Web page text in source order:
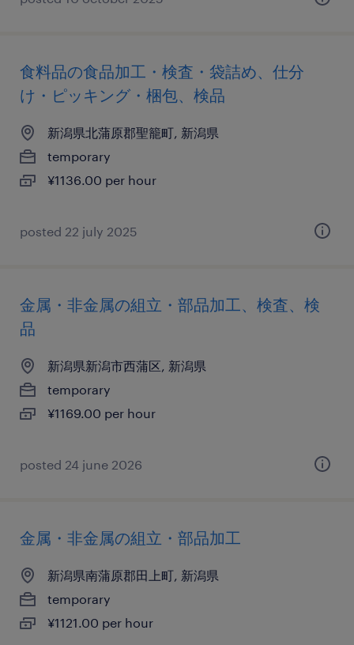
食料品の食品加工・検査・袋詰め、仕分
け・ピッキング・梱包、検品
新潟県北蒲原郡聖籠町, 新潟県
temporary
¥1136.00 per hour
posted 22 july 2025
金属・非金属の組立・部品加工、検査、検
品
新潟県新潟市西蒲区, 新潟県
temporary
¥1169.00 per hour
posted 24 june 2026
金属・非金属の組立・部品加工
新潟県南蒲原郡田上町, 新潟県
temporary
¥1121.00 per hour